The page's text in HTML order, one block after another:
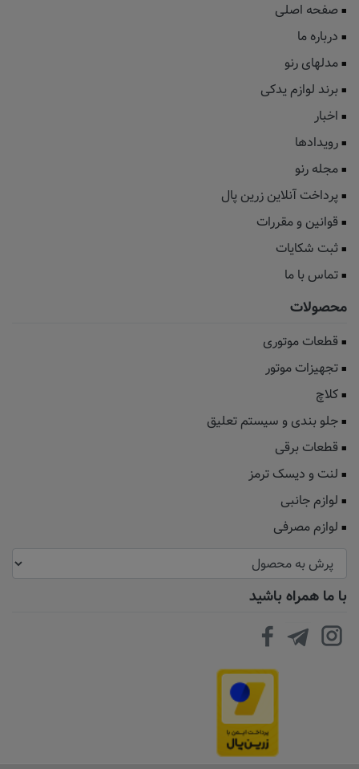
صفحه اصلی
درباره ما
مدلهای رنو
برند لوازم یدکی
اخبار
رویدادها
مجله رنو
پرداخت آنلاین زرین پال
قوانین و مقررات
ثبت شکایات
تماس با ما
محصولات
قطعات موتوری
تجهیزات موتور
کلاچ
جلو بندی و سیستم تعلیق
قطعات برقی
لنت و دیسک ترمز
لوازم جانبی
لوازم مصرفی
با ما همراه باشید